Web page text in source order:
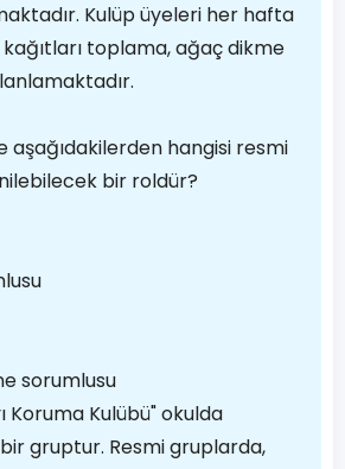
Kulüp üyeleri her hafta
toplama, ağaç dikme
aşağıdakilerden hangisi resmi
bir roldür?
sorumlusu
Koruma Kulübü" okulda
gruptur. Resmi gruplarda,